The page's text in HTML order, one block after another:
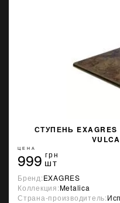
СТУПЕНЬ EXAGRES
ЦЕНА
999 грн
шт
Бренд:EXAGRES
Коллекция:Metalica
Страна-производитель: